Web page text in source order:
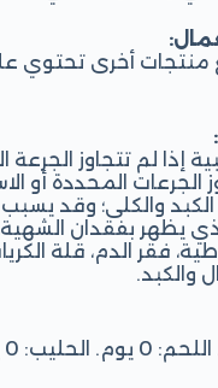
منتجات أخرى تحتوي
إذا لم تتجاوز
الجرعات المحددة أو
والكلى؛ وقد
يظهر بفقدان
فقر الدم، قلة
والكبد.